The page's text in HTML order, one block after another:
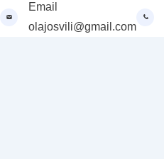
Email
olajosvili@gmail.com